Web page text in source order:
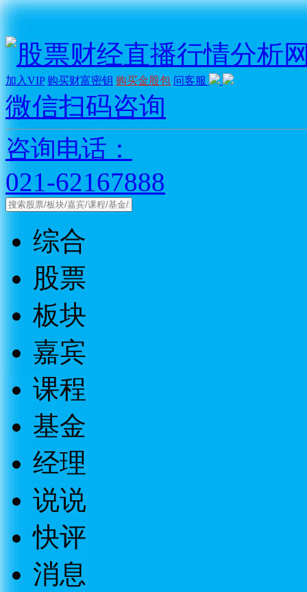
加入VIP 购买财富密钥 购买金股包 问客服
微信扫码咨询
咨询电话：
021-62167888
综合
股票
板块
嘉宾
课程
基金
经理
说说
快评
消息